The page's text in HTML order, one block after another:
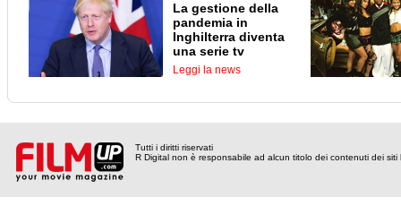
La gestione della
pandemia in
Inghilterra diventa
una serie tv
Leggi la news
Tutti i diritti riservati
R Digital non è responsabile ad alcun titolo dei contenuti dei siti